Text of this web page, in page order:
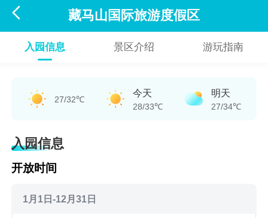
 藏马山国际旅游度假区
入园信息 景区介绍 游玩指南
27/32℃
今天
28/33℃
明天
27/34℃
入园信息
开放时间
1月1日-12月31日